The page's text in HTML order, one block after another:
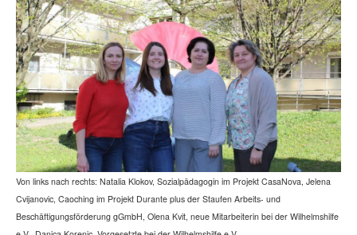
Von links nach rechts: Natalia Klokov, Sozialpädagogin im Projekt CasaNova, Jelena
Cvijanovic, Caoching im Projekt Durante plus der Staufen Arbeits- und
Beschäftigungsförderung gGmbH, Olena Kvit, neue Mitarbeiterin bei der Wilhelmshilfe